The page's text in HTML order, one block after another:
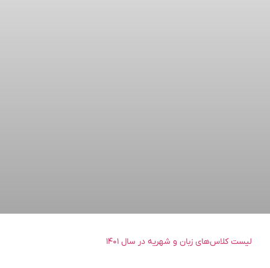
لیست کلاس‌های زبان و شهریه در سال ۱۴۰۱